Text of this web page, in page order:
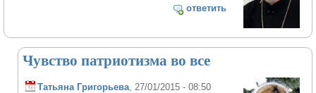
ответить
Чувство патриотизма во все
Татьяна Григорьева, 27/01/2015 - 08:50